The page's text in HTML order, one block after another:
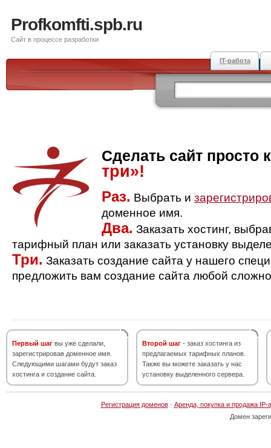
Profkomfti.spb.ru
Сайт в процессе разработки
IT-работа
Сделать сайт просто
три»!
Раз. Выбрать и
доменное имя.
Два. Заказать хостинг,
тарифный план или заказать установку
Три. Заказать создание сайта у нашего
предложить вам создание сайта любой
Первый шаг вы уже сделали,
зарегистрировав доменное имя.
Следующими шагами будут заказ
хостинга и создание сайта.
Второй шаг - заказ хостинга из
предлагаемых тарифных планов.
Также вы можете заказать у нас
установку выделенного сервера.
Регистрация доменов· Аренда, покупка и продажа IP-
Домен